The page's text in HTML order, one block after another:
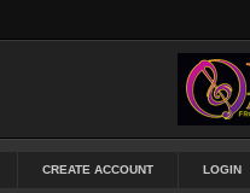
CREATE ACCOUNT LOGIN